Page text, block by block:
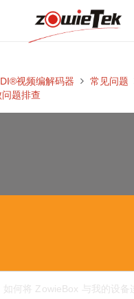
视频编解码器
常见问题
题排查